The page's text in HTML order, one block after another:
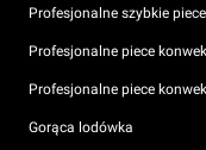
Profesjonalne szybkie piece
Profesjonalne piece
Profesjonalne piece
Gorąca lodówka